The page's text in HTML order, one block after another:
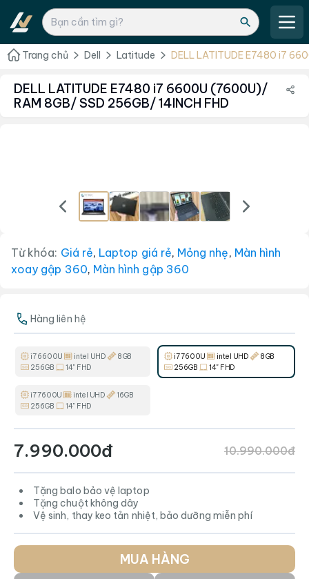
Trang chủ Dell Latitude
DELL LATITUDE E7480 i7
DELL LATITUDE E7480 i7 6600U (7600U)/
RAM 8GB/ SSD 256GB/ 14INCH FHD
Từ khóa: Giá rẻ, Laptop giá rẻ, Mỏng nhẹ, Màn hình
xoay gập 360, Màn hình gập 360
Hàng liên hệ
i7 6600U intel UHD
8GB
256GB
14" FHD
i7 7600U intel UHD
8GB
256GB
14" FHD
i7 7600U intel UHD
16GB
256GB
14" FHD
7.990.000đ 10.990.000đ
Tặng balo bảo vệ laptop
Tặng chuột không dây
Vệ sinh, thay keo tản nhiệt, bảo dưỡng miễn phí
MUA HÀNG